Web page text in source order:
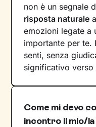
non è un segnale
risposta naturale
emozioni legate a
importante per te.
senti, senza
significativo verso
Come mi devo
incontro il mio/